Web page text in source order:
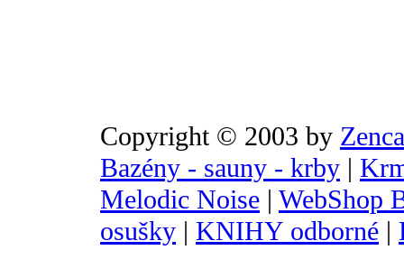
Copyright © 2003 by
Bazény - sauny - krby |
Melodic Noise | WebShop
osušky | KNIHY odborné |